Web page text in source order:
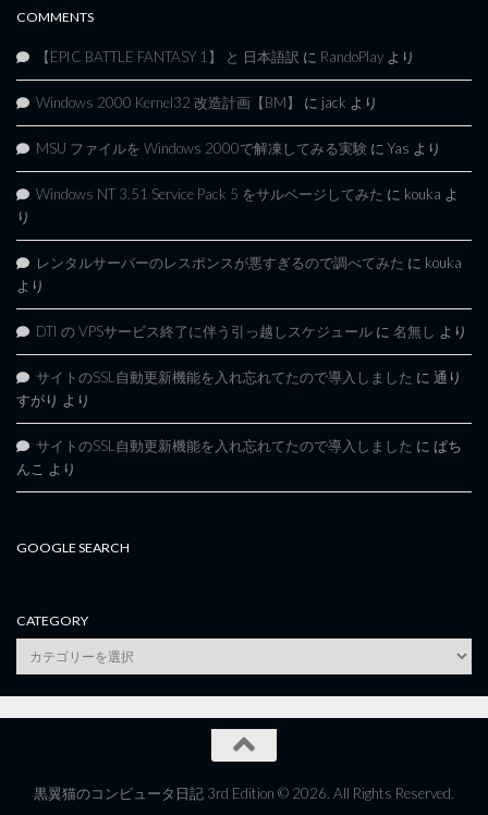
COMMENTS
【EPIC BATTLE FANTASY 1】 と 日本語訳 に RandoPlay より
Windows 2000 Kernel32 改造計画【BM】 に jack より
MSU ファイルを Windows 2000で解凍してみる実験 に Yas より
Windows NT 3.51 Service Pack 5 をサルベージしてみた に kouka よ
り
レンタルサーバーのレスポンスが悪すぎるので調べてみた に kouka
より
DTI の VPSサービス終了に伴う引っ越しスケジュール に 名無し より
サイトのSSL自動更新機能を入れ忘れてたので導入しました に 通り
すがり より
サイトのSSL自動更新機能を入れ忘れてたので導入しました に ぱち
んこ より
GOOGLE SEARCH
CATEGORY
category
黒翼猫のコンピュータ日記 3rd Edition © 2026. All Rights Reserved.